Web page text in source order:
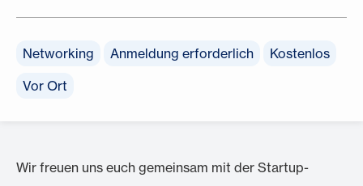
Networking Anmeldung erforderlich
Kostenlos
Vor Ort
Wir freuen uns euch gemeinsam mit der Startup-